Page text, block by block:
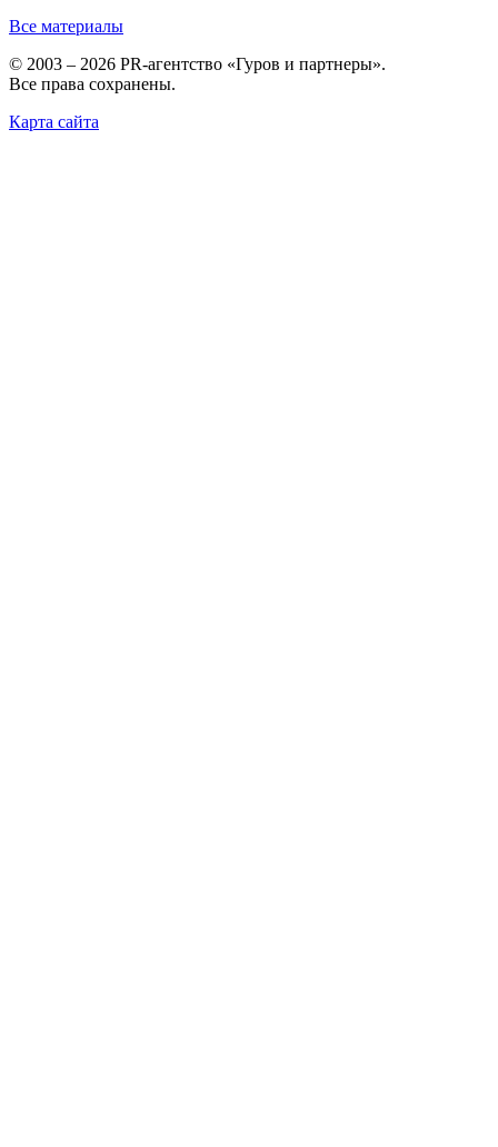
Все материалы
© 2003 – 2026 PR-агентство «Гуров и партнеры».
Все права сохранены.
Карта сайта